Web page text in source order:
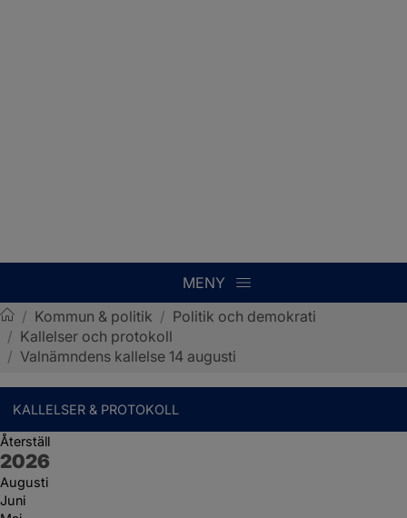
MENY
Sotenäs kommun
/ Kommun & politik / Politik och demokrati
/ Kallelser och protokoll
/ Valnämndens kallelse 14 augusti
KALLELSER & PROTOKOLL
Återställ
År:
2026
Augusti
Juni